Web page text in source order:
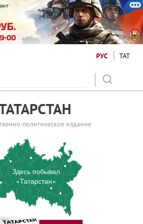
РУС ТАТ
политическое издание
Здесь побывал
«Татарстан»